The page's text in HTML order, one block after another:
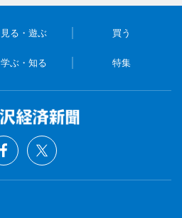
見る・遊ぶ 買う
学ぶ・知る 特集